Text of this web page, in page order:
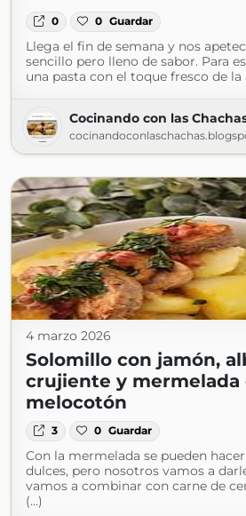
0 0 Guardar
Llega el fin de semana y nos
sencillo pero lleno de sabor. Para
una pasta con el toque fresco de la
Cocinando con las
4 marzo 2026
Solomillo con jamón,
crujiente y mermelada
melocotón
3 0 Guardar
Con la mermelada se pueden
dulces, pero nosotros vamos a
vamos a combinar con carne de
(...)